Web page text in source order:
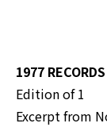
1977
Edition of 1
Excerpt from